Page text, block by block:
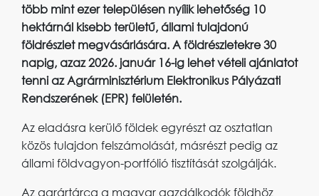
több mint ezer településen nyílik lehetőség 10
hektárnál kisebb területű, állami tulajdonú
földrészlet megvásárlására. A földrészletekre 30
napig, azaz 2026. január 16-ig lehet vételi ajánlatot
tenni az Agrárminisztérium Elektronikus Pályázati
Rendszerének (EPR) felületén.
Az eladásra kerülő földek egyrészt az osztatlan
közös tulajdon felszámolását, másrészt pedig az
állami földvagyon-portfólió tisztítását szolgálják.
Az agrártárca a magyar gazdálkodók földhöz